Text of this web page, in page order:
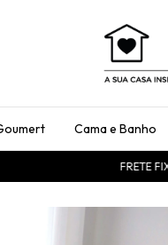
Cama e Banho
FRETE FIXO A